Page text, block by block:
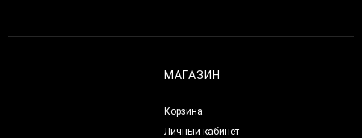
МАГАЗИН
Корзина
Личный кабинет